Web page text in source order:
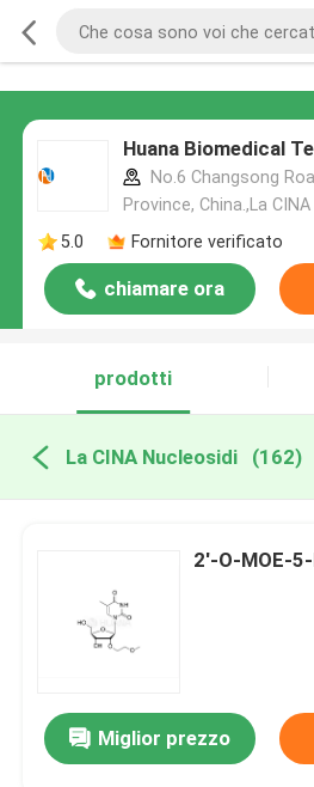
Huana Biomedical
No.6 Changsong
Province, China.,La CINA
5.0
Fornitore verificato
chiamare ora
prodotti
La CINA Nucleosidi (162)
2'-O-MOE-
Miglior prezzo